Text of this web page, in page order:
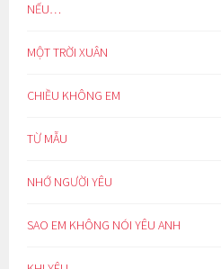
NẾU…
MỘT TRỜI XUÂN
CHIỀU KHÔNG EM
TỪ MẪU
NHỚ NGƯỜI YÊU
SAO EM KHÔNG NÓI YÊU ANH